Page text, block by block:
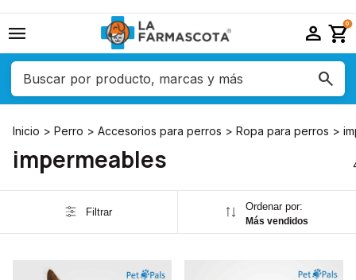
menu person shopping_cart
0
Inicio > Perro > Accesorios para perros > Ropa para perros >
impermeables
Filtrar Ordenar por:
Más vendidos